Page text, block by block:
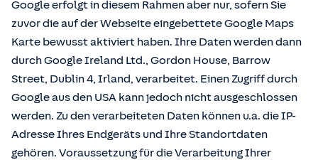
Google erfolgt in diesem Rahmen aber nur, sofern Sie
zuvor die auf der Webseite eingebettete Google Maps
Karte bewusst aktiviert haben. Ihre Daten werden dann
durch Google Ireland Ltd., Gordon House, Barrow
Street, Dublin 4, Irland, verarbeitet. Einen Zugriff durch
Google aus den USA kann jedoch nicht ausgeschlossen
werden. Zu den verarbeiteten Daten können u.a. die IP-
Adresse Ihres Endgeräts und Ihre Standortdaten
gehören. Voraussetzung für die Verarbeitung Ihrer